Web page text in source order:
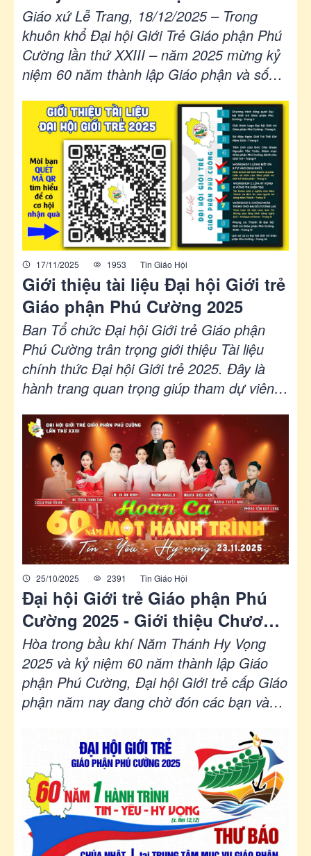
Giới Trẻ
Giáo xứ Lễ Trang, 18/12/2025 – Trong
khuôn khổ Đại hội Giới Trẻ Giáo phận Phú
Cường lần thứ XXIII – năm 2025 mừng kỷ
niệm 60 năm thành lập Giáo phận và sống
được chọn làm dấu chỉ trung tâm của Đại
hội và được luân lưu qua các giáo xứ, giáo
hạt để đồng hành cùng người trẻ trong
suốt năm mục vụ...
17/11/2025 1953 Tin Giáo Hội
Giới thiệu tài liệu Đại hội Giới trẻ
Giáo phận Phú Cường 2025
Ban Tổ chức Đại hội Giới trẻ Giáo phận
Phú Cường trân trọng giới thiệu Tài liệu
chính thức Đại hội Giới trẻ 2025. Đây là
hành trang quan trọng giúp tham dự viên
năm – Một hành trình Tin – Yêu – Hy
Vọng”, bao gồm sứ điệp, tâm tình mục tử,
ý nghĩa logo và ba workshop cốt lõi dành
cho người trẻ.
25/10/2025 2391 Tin Giáo Hội
Đại hội Giới trẻ Giáo phận Phú
Cường 2025 - Giới thiệu Chương
trình hoan ca - Mừng “60 năm -
Một hành trình Tin – Yêu – Hy
Vọng”
Hòa trong bầu khí Năm Thánh Hy Vọng
2025 và kỷ niệm 60 năm thành lập Giáo
phận Phú Cường, Đại hội Giới trẻ cấp Giáo
phận năm nay đang chờ đón các bạn vào
hẹn sẽ là điểm hẹn thiêng liêng – sôi động
– và đầy cảm xúc dành cho người trẻ để
chúng ta cùng nhau cầu nguyện, học hỏi
và thắp lên lửa đức tin cho người trẻ hôm
nay.